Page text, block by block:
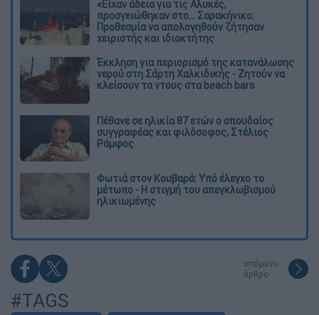
«Είχαν άδεια για τις Αλυκές,
προσγειώθηκαν στο... Σαρακήνικο:
Προθεσμία να απολογηθούν ζήτησαν
χειριστής και ιδιοκτήτης
Έκκληση για περιορισμό της κατανάλωσης
νερού στη Σάρτη Χαλκιδικής - Ζητούν να
κλείσουν τα ντους στα beach bars
Πέθανε σε ηλικία 87 ετών ο σπουδαίος
συγγραφέας και φιλόσοφος, Στέλιος
Ράμφος
Φωτιά στον Κουβαρά: Υπό έλεγχο το
μέτωπο - Η στιγμή του απεγκλωβισμού
ηλικιωμένης
επόμενο
άρθρο
#TAGS